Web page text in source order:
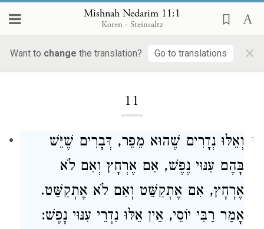
Mishnah Nedarim 11:1
Koren - Steinsaltz
Want to change the translation? Go to translations ×
11
1
וְאֵלּוּ נְדָרִים שֶׁהוּא מֵפֵר, דְּבָרִים שֶׁיֵּשׁ
בָּהֶם עִנּוּי נֶפֶשׁ, אִם אֶרְחָץ וְאִם לֹא
אֶרְחָץ, אִם אֶתְקַשֵּׁט וְאִם לֹא אֶתְקַשֵּׁט.
אָמַר רַבִּי יוֹסֵי, אֵין אֵלּוּ נִדְרֵי עִנּוּי נָפֶשׁ: